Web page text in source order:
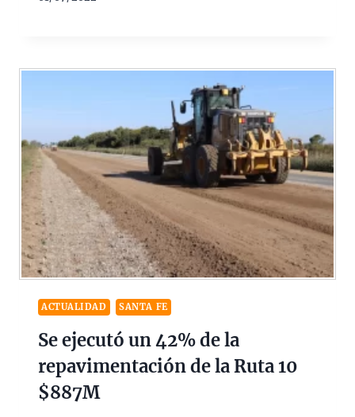
ACTUALIDAD SANTA FE
Se ejecutó un 42% de la
repavimentación de la Ruta 10
$887M